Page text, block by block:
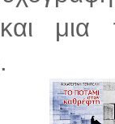
και